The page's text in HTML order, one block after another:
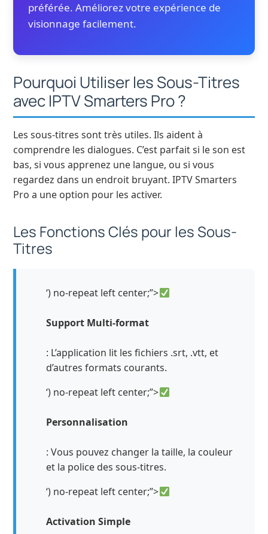
préférée. Améliorez votre expérience de
visionnage facilement.
Pourquoi Utiliser les Sous-Titres
avec IPTV Smarters Pro ?
Les sous-titres sont très utiles. Ils aident à
comprendre les dialogues. C’est parfait si le son est
bas, si vous apprenez une langue, ou si vous
regardez dans un endroit bruyant. IPTV Smarters
Pro a une option pour les activer.
Les Fonctions Clés pour les Sous-
Titres
‘) no-repeat left center;”>
Support Multi-format
: L’application lit les fichiers .srt, .vtt, et
d’autres formats courants.
‘) no-repeat left center;”>
Personnalisation
: Vous pouvez changer la taille, la couleur
et la police des sous-titres.
‘) no-repeat left center;”>
Activation Simple